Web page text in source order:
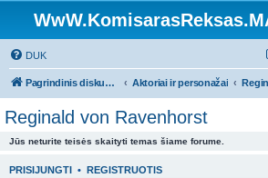
DUK
Pagrindinis diskusijų puslapis Aktoriai ir personažai
Reginald von Ravenhorst
Jūs neturite teisės skaityti temas šiame forume.
PRISIJUNGTI • REGISTRUOTIS